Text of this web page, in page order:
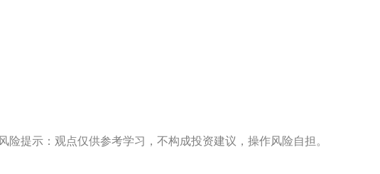
风险提示：观点仅供参考学习，不构成投资建议，操作风险自担。